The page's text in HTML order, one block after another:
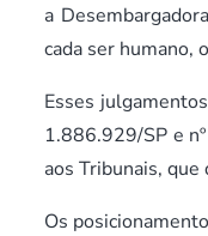
a
cada ser humano,
Esses
1.886.929/SP e
aos Tribunais, que
Os